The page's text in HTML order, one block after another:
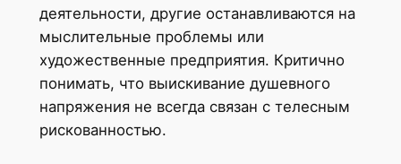
деятельности, другие останавливаются на
мыслительные проблемы или
художественные предприятия. Критично
понимать, что выискивание душевного
напряжения не всегда связан с телесным
рискованностью.